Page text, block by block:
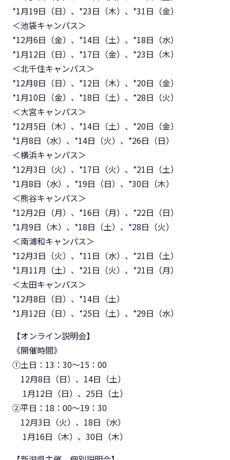
*1月19日（日）、*23日（木）、*31日（金）
＜池袋キャンパス＞
*12月6日（金）、*14日（土）、*18日（水）
*1月12日（日）、*17日（金）、*23日（木）
＜北千住キャンパス＞
*12月8日（日）、*12日（木）、*20日（金）
*1月10日（金）、*18日（土）、*28日（火）
＜大宮キャンパス＞
*12月5日（木）、*14日（土）、*20日（金）
*1月8日（水）、*14日（火）、*26日（日）
＜横浜キャンパス＞
*12月3日（火）、*17日（火）、*21日（土）
*1月8日（水）、*19日（日）、*30日（木）
＜熊谷キャンパス＞
*12月2日（月）、*16日（月）、*22日（日）
*1月9日（木）、*18日（土）、*28日（火）
＜南浦和キャンパス＞
*12月3日（火）、*11日（水）、*21日（土）
*1月11月（土）、*21日（火）、*21日（月）
＜太田キャンパス＞
*12月8日（日）、*14日（土）
*1月12日（日）、*25日（土）、*29日（水）
【オンライン説明会】
《開催時間》
①土日：13：30～15：00
12月8日（日）、14日（土）
1月12日（日）、25日（土）
②平日：18：00～19：30
12月3日（火）、18日（水）
1月16日（木）、30日（木）